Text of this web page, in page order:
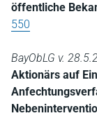
öffentliche
550
BayObLG v.
Aktionärs auf